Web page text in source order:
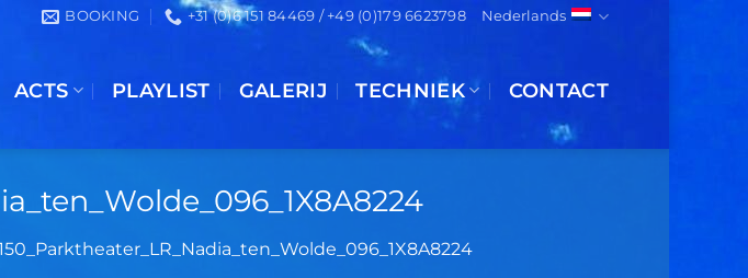
BOOKING +31 (0)6 151 84469 / +49 (0)179 6623798 Nederlands
ACTS PLAYLIST GALERIJ TECHNIEK CONTACT